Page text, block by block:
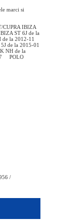
marci si
CUPRA IBIZA
ST 6J de la
de la 2012-11
de la 2015-01
NH de la
POLO
/